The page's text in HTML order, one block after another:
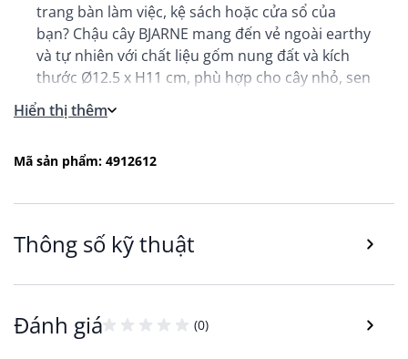
trang bàn làm việc, kệ sách hoặc cửa sổ của
bạn? Chậu cây BJARNE mang đến vẻ ngoài earthy
và tự nhiên với chất liệu gốm nung đất và kích
thước Ø12.5 x H11 cm, phù hợp cho cây nhỏ, sen
Lợi ích và công năng nổi bật của chậu cây
Chậu gốm màu xanh lá tự nhiên, bề mặt nhẵn
và không gian sống mà không chiếm quá nhiều
Quy cách và kích thước: Ø12.5 cm, cao 11 cm, lý
hoặc cửa sổ.
Công năng: dùng làm chậu đựng cây trang trí
Hiển thị thêm
Mã sản phẩm: 4912612
Thông số kỹ thuật
Đánh giá (0)